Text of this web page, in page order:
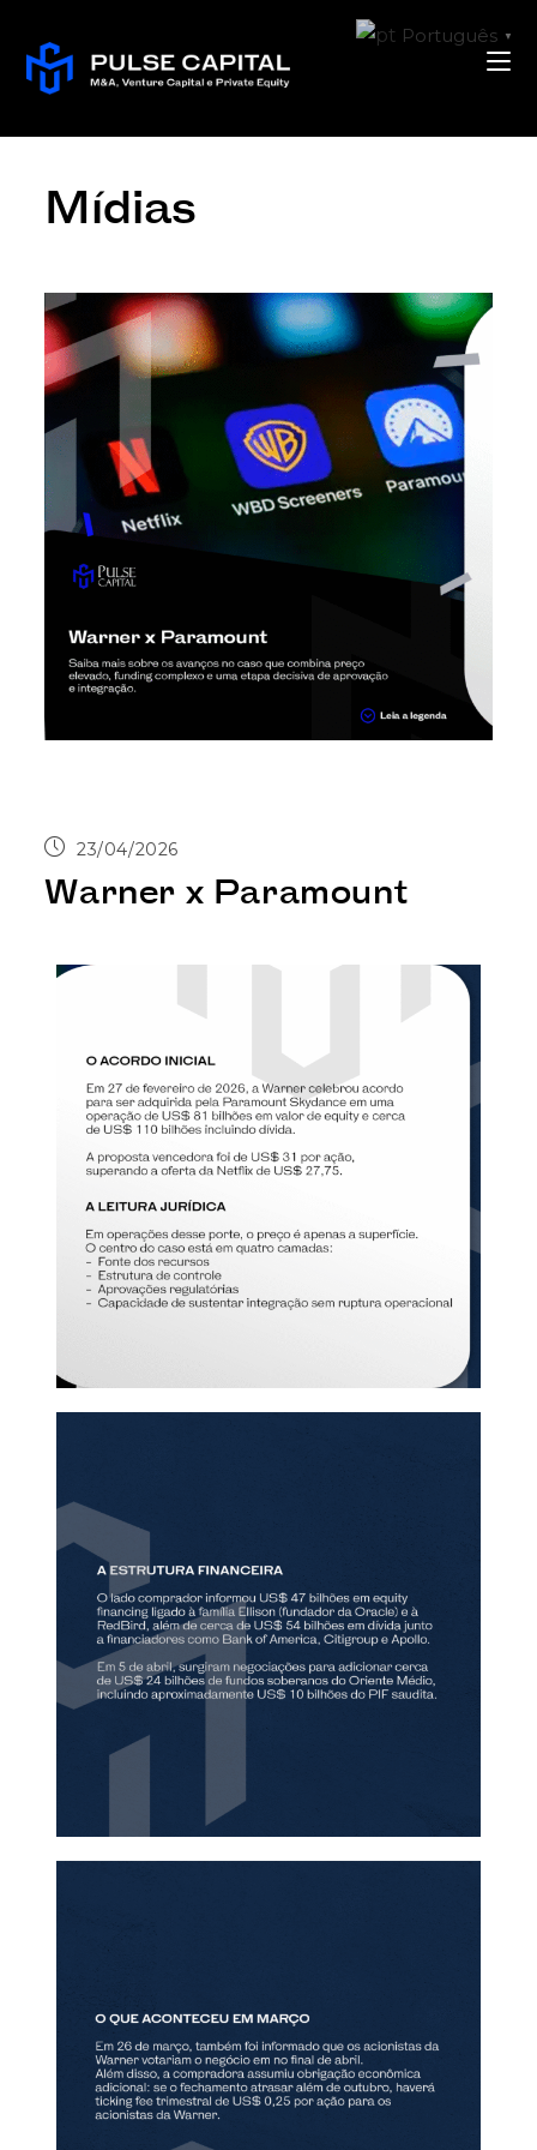
Mídias
23/04/2026
Warner x Paramount
Português ▼